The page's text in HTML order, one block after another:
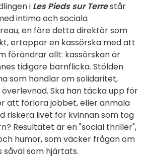
i Les Pieds sur Terrestår
intima och sociala
en före detta direktör som
ertappar en kassörska med att
förändrar allt: kassörskan är
tidigare barnflicka. Stölden
som handlar om solidaritet,
Ska han täcka upp för
att förlora jobbet, eller anmäla
riskera livet för kvinnan som tog
Resultatet är en "social thriller",
humor, som väcker frågan om
som hjärtats.